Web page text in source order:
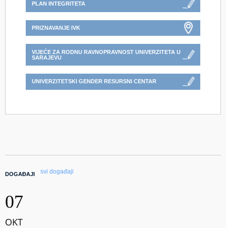
PLAN INTEGRITETA
PRIZNAVANJE IVK
VIJEĆE ZA RODNU RAVNOPRAVNOST UNIVERZITETA U
SARAJEVU
UNIVERZITETSKI GENDER RESURSNI CENTAR
DOGAĐAJI svi događaji
07
OKT